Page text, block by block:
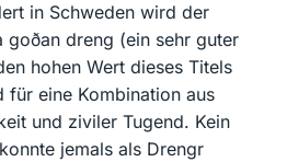
in Schweden wird der
goðan dreng (ein sehr guter
hohen Wert dieses Titels
für eine Kombination aus
und ziviler Tugend. Kein
jemals als Drengr